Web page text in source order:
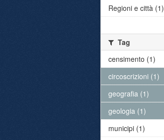
Regioni e città (1)
Tag
censimento (1)
circoscrizioni (1)
geografia (1)
geologia (1)
municipi (1)